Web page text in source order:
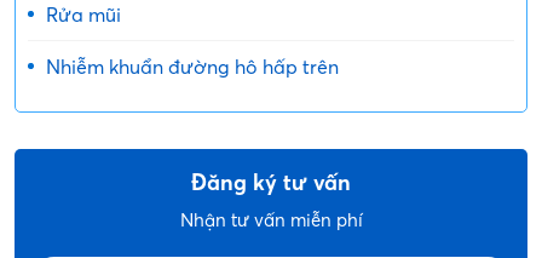
Rửa mũi
Nhiễm khuẩn đường hô hấp trên
Đăng ký tư vấn
Nhận tư vấn miễn phí